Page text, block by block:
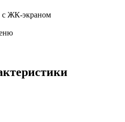
с ЖК-экраном